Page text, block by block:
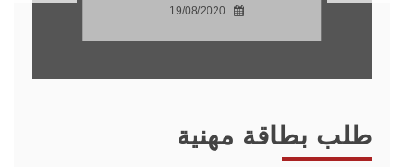
19/08/2020
طلب بطاقة مهنية